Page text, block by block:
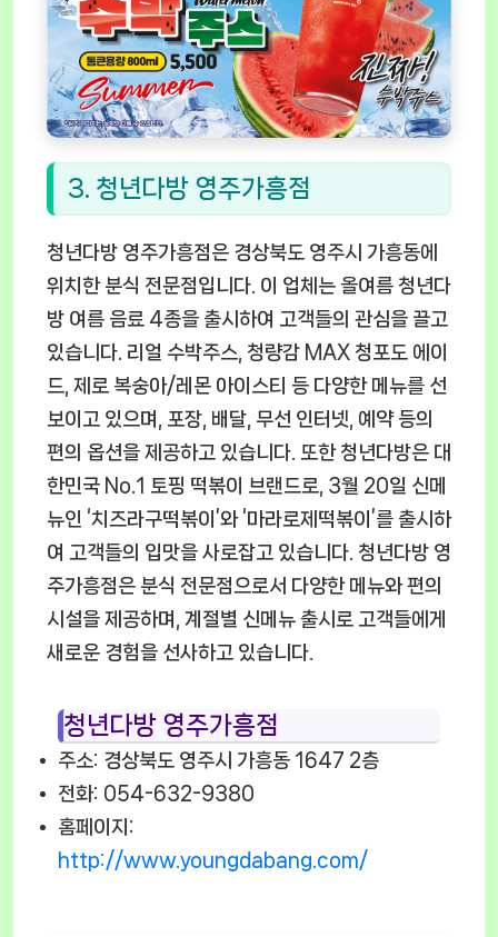
3. 청년다방 영주가흥점
청년다방 영주가흥점은 경상북도 영주시 가흥동에
위치한 분식 전문점입니다. 이 업체는 올여름 청년다
방 여름 음료 4종을 출시하여 고객들의 관심을 끌고
있습니다. 리얼 수박주스, 청량감 MAX 청포도 에이
드, 제로 복숭아/레몬 아이스티 등 다양한 메뉴를 선
보이고 있으며, 포장, 배달, 무선 인터넷, 예약 등의
편의 옵션을 제공하고 있습니다. 또한 청년다방은 대
한민국 No.1 토핑 떡볶이 브랜드로, 3월 20일 신메
뉴인 ‘치즈라구떡볶이’와 ‘마라로제떡볶이’를 출시하
여 고객들의 입맛을 사로잡고 있습니다. 청년다방 영
주가흥점은 분식 전문점으로서 다양한 메뉴와 편의
시설을 제공하며, 계절별 신메뉴 출시로 고객들에게
새로운 경험을 선사하고 있습니다.
청년다방 영주가흥점
주소: 경상북도 영주시 가흥동 1647 2층
전화: 054-632-9380
홈페이지:
http://www.youngdabang.com/